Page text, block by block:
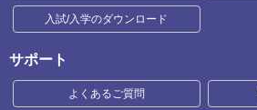
入試/入学のダウンロード
サポート
よくあるご質問